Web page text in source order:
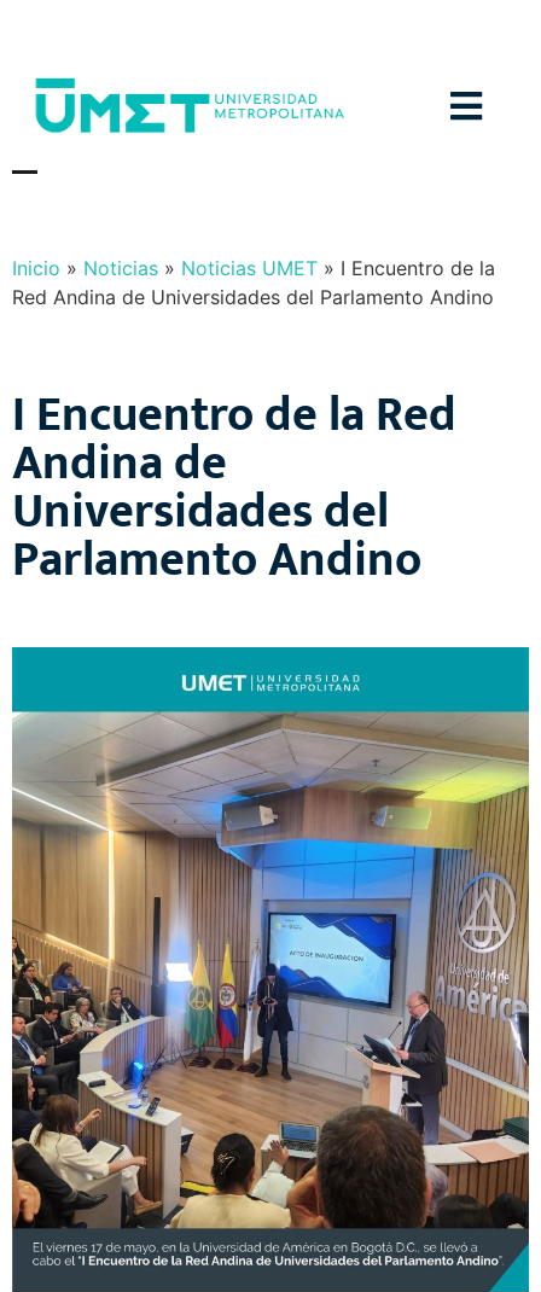
Inicio » Noticias » Noticias UMET » I Encuentro de la
Red Andina de Universidades del Parlamento Andino
I Encuentro de la Red
Andina de
Universidades del
Parlamento Andino